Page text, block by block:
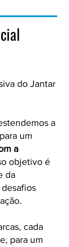
do Jantar
a
para um
a
objetivo é
da
cada
para um